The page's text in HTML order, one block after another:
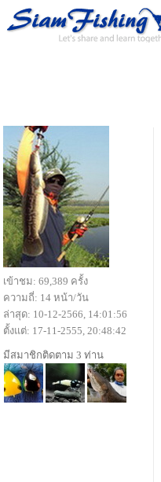
เข้าชม: 69,389 ครั้ง
ความถี่: 14 หน้า/วัน
ล่าสุด: 10-12-2566, 14:01:56
ตั้งแต่: 17-11-2555, 20:48:42
มีสมาชิกติดตาม 3 ท่าน